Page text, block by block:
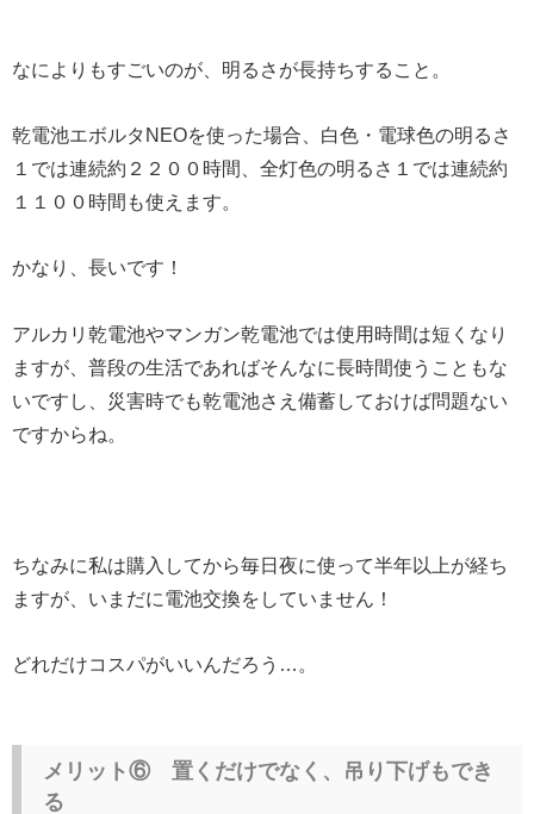
なによりもすごいのが、明るさが長持ちすること。
乾電池エボルタNEOを使った場合、白色・電球色の明るさ
１では連続約２２００時間、全灯色の明るさ１では連続約
１１００時間も使えます。
かなり、長いです！
アルカリ乾電池やマンガン乾電池では使用時間は短くなり
ますが、普段の生活であればそんなに長時間使うこともな
いですし、災害時でも乾電池さえ備蓄しておけば問題ない
ですからね。
ちなみに私は購入してから毎日夜に使って半年以上が経ち
ますが、いまだに電池交換をしていません！
どれだけコスパがいいんだろう…。
メリット⑥ 置くだけでなく、吊り下げもでき
る